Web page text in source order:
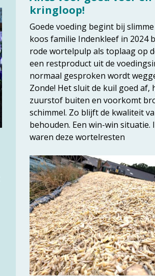
kringloop!
Goede voeding begint bij
koos familie Indenkleef in 2024
rode wortelpulp als toplaag op
een restproduct uit de
normaal gesproken wordt
Zonde! Het sluit de kuil goed af,
zuurstof buiten en voorkomt
schimmel. Zo blijft de kwaliteit
behouden. Een win-win situatie.
waren deze wortelresten